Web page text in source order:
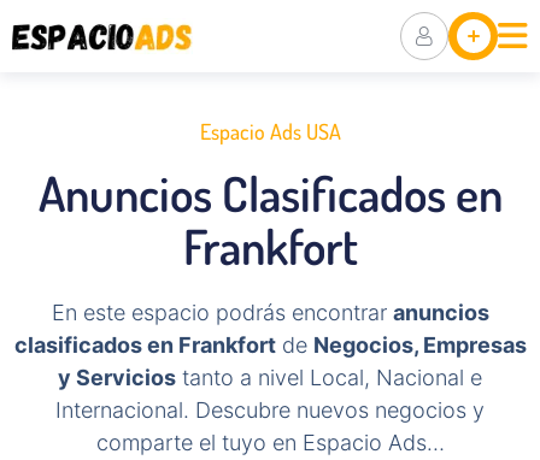
Ubicaciones
Espacio Ads USA
Anuncios Clasificados en
Frankfort
En este espacio podrás encontrar anuncios
clasificados en Frankfortde Negocios, Empresas
y Servicios tanto a nivel Local, Nacional e
Internacional. Descubre nuevos negocios y
comparte el tuyo en Espacio Ads…